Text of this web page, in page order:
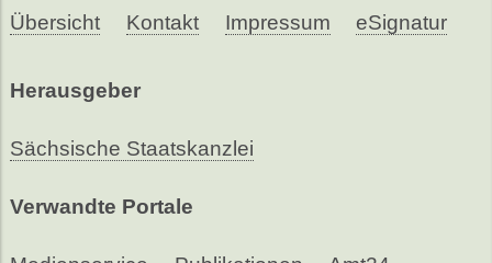
Übersicht Kontakt Impressum eSignatur
Herausgeber
Sächsische Staatskanzlei
Verwandte Portale